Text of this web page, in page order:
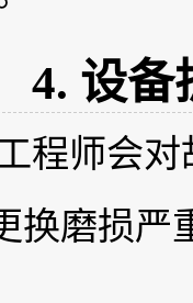
4. 设备
程师会
换磨损严